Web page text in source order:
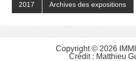
2017 Archives des expositions
Copyright © 2026
Crédit : Matthieu